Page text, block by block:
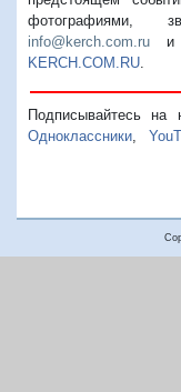
фотографиями,
info@kerch.com.ru и
KERCH.COM.RU
Подписывайтесь
Одноклассники